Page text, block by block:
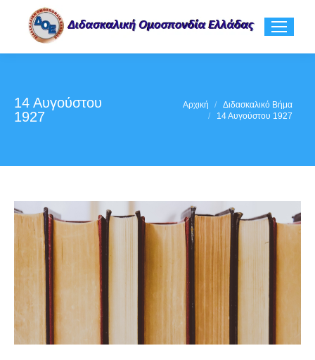
14 Αυγούστου
1927
Αρχική
Διδασκαλικό Βήμα
14 Αυγούστου 1927